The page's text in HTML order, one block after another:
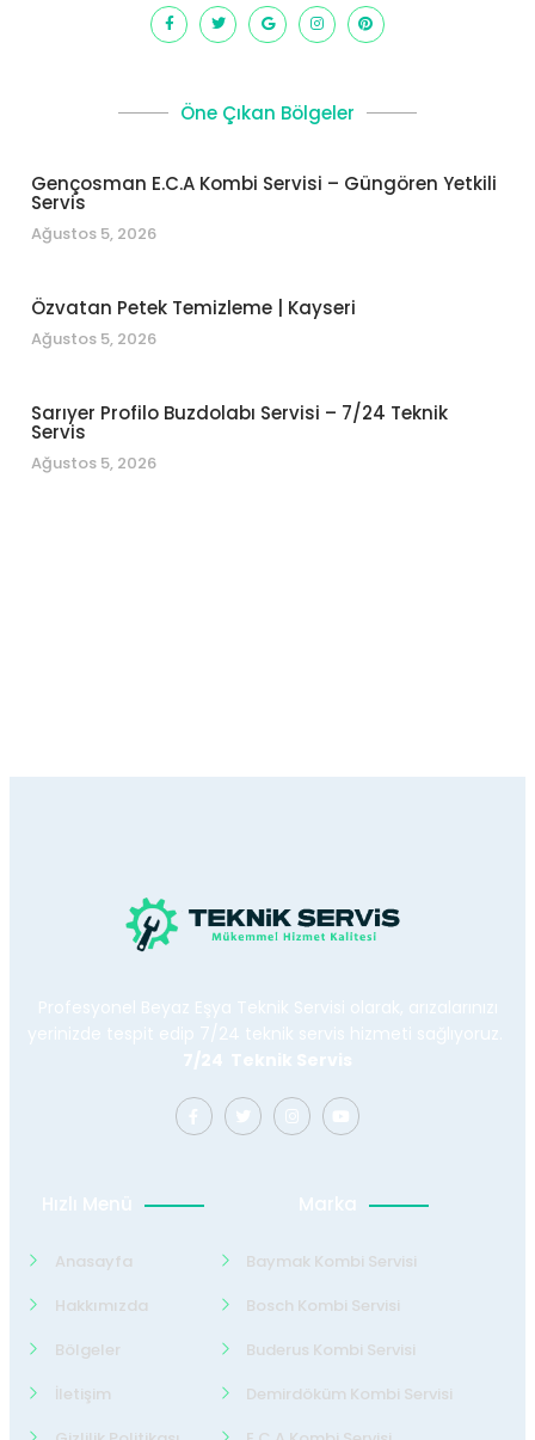
Öne Çıkan Bölgeler
Gençosman E.C.A Kombi Servisi – Güngören Yetkili
Servis
Ağustos 5, 2026
Özvatan Petek Temizleme | Kayseri
Ağustos 5, 2026
Sarıyer Profilo Buzdolabı Servisi – 7/24 Teknik
Servis
Ağustos 5, 2026
Profesyonel Beyaz Eşya Teknik Servisi olarak, arızalarınızı
yerinizde tespit edip 7/24 teknik servis hizmeti sağlıyoruz.
7/24 Teknik Servis
Hızlı Menü
Anasayfa
Hakkımızda
Bölgeler
İletişim
Marka
Baymak Kombi Servisi
Bosch Kombi Servisi
Buderus Kombi Servisi
Demirdöküm Kombi Servisi